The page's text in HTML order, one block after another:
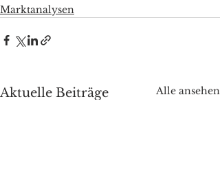
Marktanalysen
Aktuelle Beiträge Alle ansehen